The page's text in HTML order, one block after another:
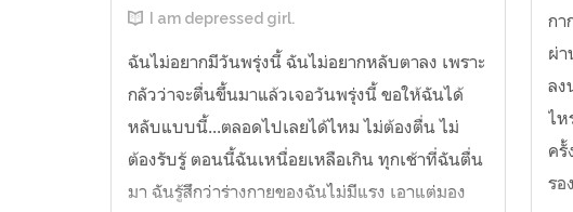
I am depressed girl.
ฉันไม่อยากมีวันพรุ่งนี้ ฉันไม่อยากหลับตาลง เพราะ
กลัวว่าจะตื่นขึ้นมาแล้วเจอวันพรุ่งนี้ ขอให้ฉันได้
หลับแบบนี้...ตลอดไปเลยได้ไหม ไม่ต้องตื่น ไม่
ต้องรับรู้ ตอนนี้ฉันเหนื่อยเหลือเกิน ทุกเช้าที่ฉันตื่น
มา ฉันรู้สึกว่าร่างกายของฉันไม่มีแรง เอาแต่มอง
กา
ผ่า
ลง
ไห
ครั้
รอ